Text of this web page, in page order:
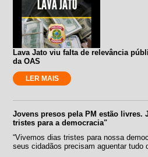
Lava Jato viu falta de relevância
da OAS
LER MAIS
Jovens presos pela PM estão livres.
tristes para a democracia"
“Vivemos dias tristes para nossa
seus cidadãos precisam aguentar tudo